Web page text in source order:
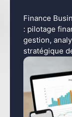
Finance
: pilotage
gestion,
stratégique